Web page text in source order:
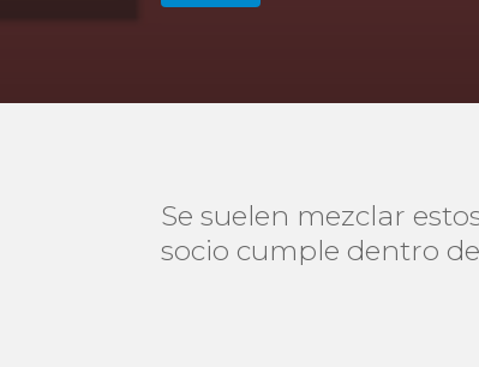
Se suelen mezclar
socio cumple dentro